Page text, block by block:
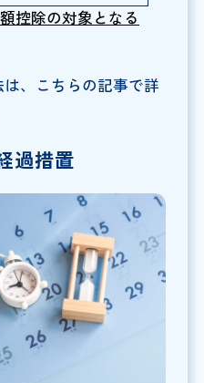
控除の対象となる
、こちらの記事で詳
過措置